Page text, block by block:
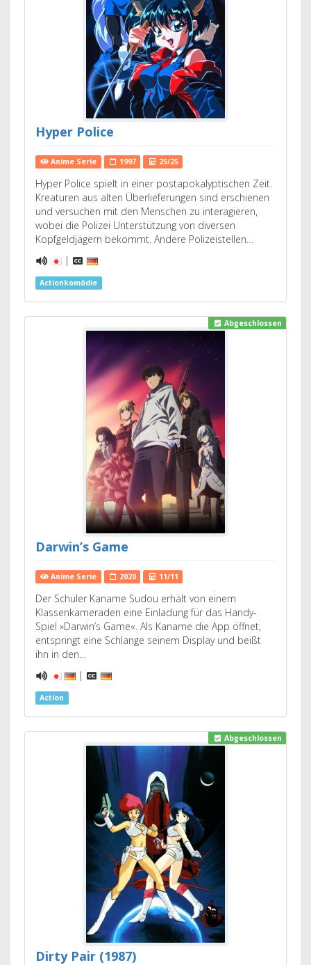
Hyper Police
Anime Serie 1997 25/25
Hyper Police spielt in einer postapokalyptischen Zeit.
Kreaturen aus alten Überlieferungen sind erschienen
und versuchen mit den Menschen zu interagieren,
wobei die Polizei Unterstützung von diversen
Kopfgeldjägern bekommt. Andere Polizeistellen…
|
Actionkomödie
Abgeschlossen
Darwin’s Game
Anime Serie 2020 11/11
Der Schüler Kaname Sudou erhält von einem
Klassenkameraden eine Einladung für das Handy-
Spiel »Darwin’s Game«. Als Kaname die App öffnet,
entspringt eine Schlange seinem Display und beißt
ihn in den…
|
Action
Abgeschlossen
Dirty Pair (1987)